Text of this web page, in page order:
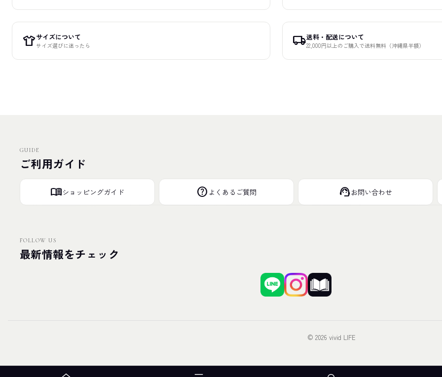
apparelサイズについて
サイズ選びに迷ったら local_shipping送料・配送について
22,000円以上のご購入で送料無料（沖縄県半額）
GUIDE
ご利用ガイド
menu_bookショッピングガイド help よくあるご質問 support_agent お問い合わせ
FOLLOW US
最新情報をチェック
© 2026 vivid LIFE